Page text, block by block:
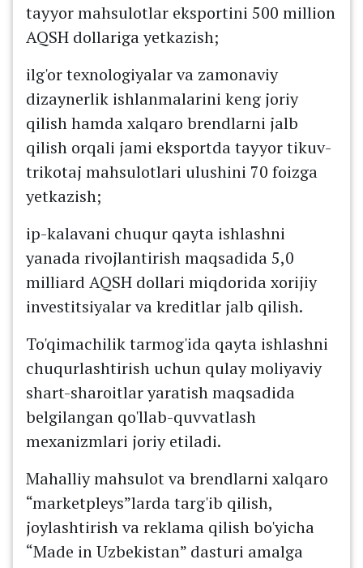
tayyor mahsulotlar eksportini 500 million
AQSH dollariga yetkazish;
ilg'or texnologiyalar va zamonaviy
dizaynerlik ishlanmalarini keng joriy
qilish hamda xalqaro brendlarni jalb
qilish orqali jami eksportda tayyor tikuv-
trikotaj mahsulotlari ulushini 70 foizga
yetkazish;
ip-kalavani chuqur qayta ishlashni
yanada rivojlantirish maqsadida 5,0
milliard AQSH dollari miqdorida xorijiy
investitsiyalar va kreditlar jalb qilish.
To'qimachilik tarmog'ida qayta ishlashni
chuqurlashtirish uchun qulay moliyaviy
shart-sharoitlar yaratish maqsadida
belgilangan qo'llab-quvvatlash
mexanizmlari joriy etiladi.
Mahalliy mahsulot va brendlarni xalqaro
“marketpleys”larda targ'ib qilish,
joylashtirish va reklama qilish bo'yicha
“Made in Uzbekistan” dasturi amalga